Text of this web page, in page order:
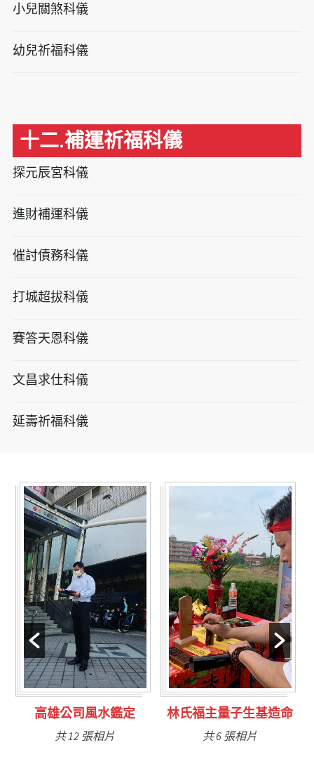
小兒關煞科儀
幼兒祈福科儀
十二.補運祈福科儀
探元辰宮科儀
進財補運科儀
催討債務科儀
打城超拔科儀
賽答天恩科儀
文昌求仕科儀
延壽祈福科儀
林氏福主量子生基造命
共 6 張相片
台南永康風水鑑定
共 9 張相片